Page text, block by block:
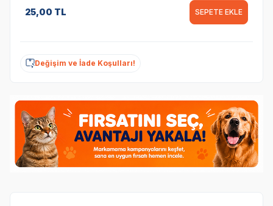
25,00 TL SEPETE EKLE
Değişim ve İade Koşulları!